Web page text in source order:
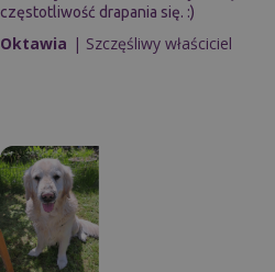
częstotliwość drapania się. :)
Oktawia | Szczęśliwy właściciel